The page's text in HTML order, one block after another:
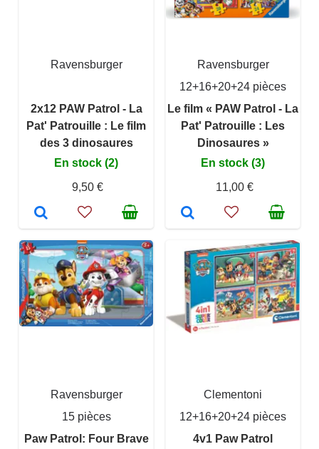
Ravensburger
2x12 PAW Patrol - La
Pat' Patrouille : Le film
des 3 dinosaures
En stock (2)
9,50 €
Ravensburger
12+16+20+24 pièces
Le film « PAW Patrol - La
Pat' Patrouille : Les
Dinosaures »
En stock (3)
11,00 €
Ravensburger
15 pièces
Paw Patrol: Four Brave
Clementoni
12+16+20+24 pièces
4v1 Paw Patrol